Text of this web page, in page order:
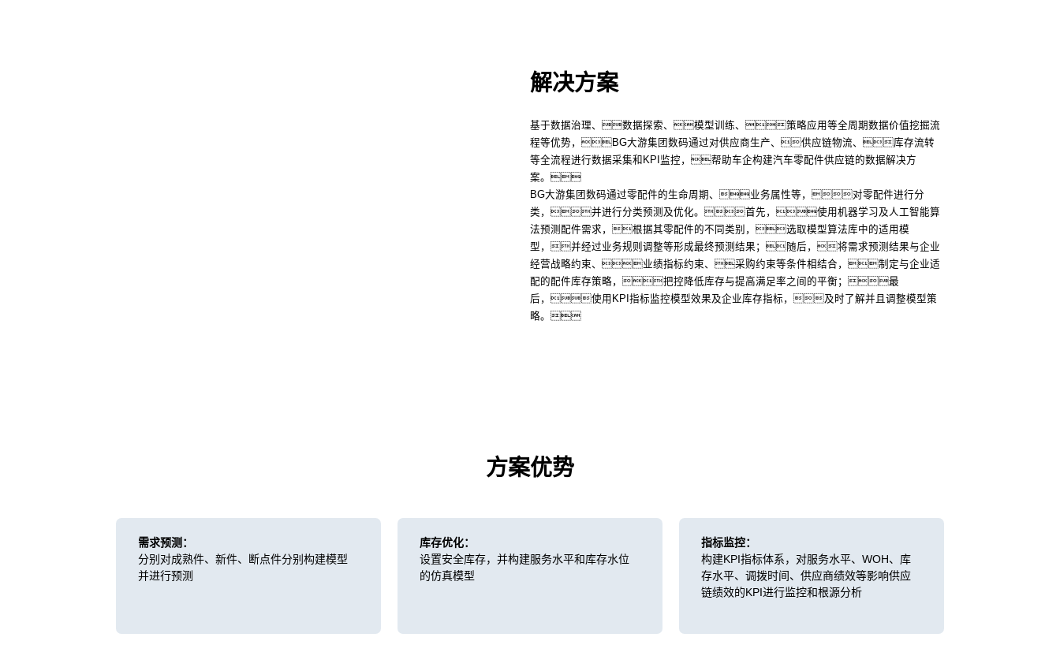
解决方案
基于数据治理、数据探索、模型训练、策略应用等全周期数据价值挖掘流
程等优势，BG大游集团数码通过对供应商生产、供应链物流、库存流转
等全流程进行数据采集和KPI监控，帮助车企构建汽车零配件供应链的数据解决方
案。
BG大游集团数码通过零配件的生命周期、业务属性等，对零配件进行分
类，并进行分类预测及优化。首先，使用机器学习及人工智能算
法预测配件需求，根据其零配件的不同类别，选取模型算法库中的适用模
型，并经过业务规则调整等形成最终预测结果；随后，将需求预测结果与企业
经营战略约束、业绩指标约束、采购约束等条件相结合，制定与企业适
配的配件库存策略，把控降低库存与提高满足率之间的平衡；最
后，使用KPI指标监控模型效果及企业库存指标，及时了解并且调整模型策
略。
方案优势
需求预测：
分别对成熟件、新件、断点件分别构建模型
并进行预测
库存优化：
设置安全库存，并构建服务水平和库存水位
的仿真模型
指标监控：
构建KPI指标体系，对服务水平、WOH、库
存水平、调拨时间、供应商绩效等影响供应
链绩效的KPI进行监控和根源分析